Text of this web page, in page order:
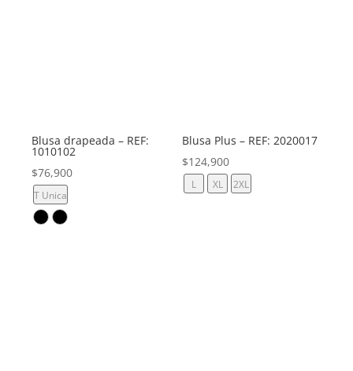
Blusa drapeada – REF:
1010102
$76,900
T Unica
Blusa Plus – REF: 2020017
$124,900
L XL 2XL